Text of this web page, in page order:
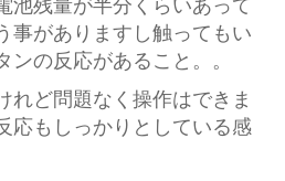
池残量が半分くらいあって
事がありますし触ってもい
ンの反応があること。。
れど問題なく操作はできま
応もしっかりとしている感